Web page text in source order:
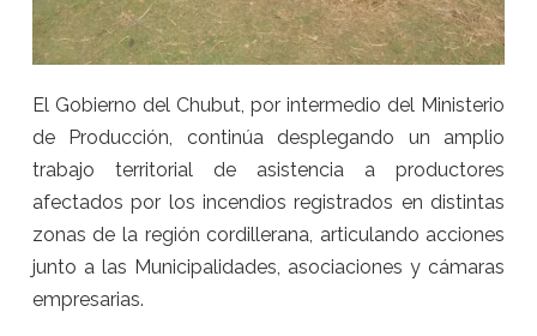
El Gobierno del Chubut, por intermedio del Ministerio
de Producción, continúa desplegando un amplio
trabajo territorial de asistencia a productores
afectados por los incendios registrados en distintas
zonas de la región cordillerana, articulando acciones
junto a las Municipalidades, asociaciones y cámaras
empresarias.